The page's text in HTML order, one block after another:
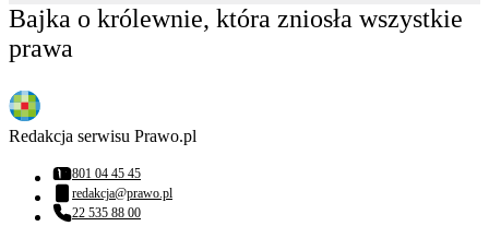
Bajka o królewnie, która zniosła wszystkie
prawa
Redakcja serwisu Prawo.pl
Numer telefonu:
801 04 45 45
Adres email:
redakcja@prawo.pl
Numer telefonu:
22 535 88 00